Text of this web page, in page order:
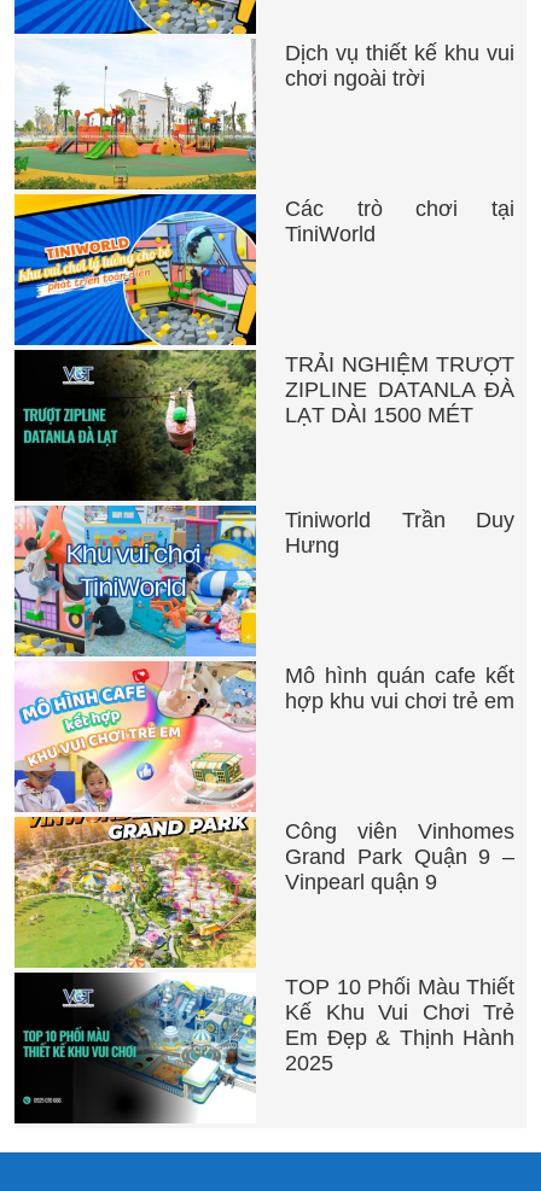
Dịch vụ thiết kế khu vui
chơi ngoài trời
Các trò chơi tại
TiniWorld
TRẢI NGHIỆM TRƯỢT
ZIPLINE DATANLA ĐÀ
LẠT DÀI 1500 MÉT
Tiniworld Trần Duy
Hưng
Mô hình quán cafe kết
hợp khu vui chơi trẻ em
Công viên Vinhomes
Grand Park Quận 9 –
Vinpearl quận 9
TOP 10 Phối Màu Thiết
Kế Khu Vui Chơi Trẻ
Em Đẹp & Thịnh Hành
2025